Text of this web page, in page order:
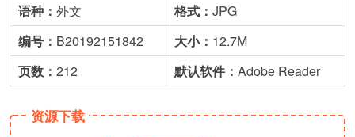
语种： 外文 格式： JPG
编号： B20192151842 大小： 12.7M
页数： 212 默认软件： Adobe Reader
资源下载